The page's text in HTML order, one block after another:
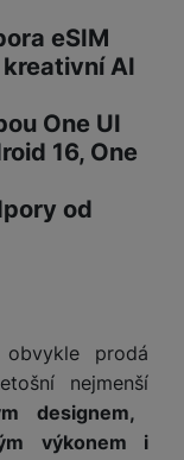
eSIM
AI
One UI
16, One
od
prodá
nejmenší
designem,
výkonem i